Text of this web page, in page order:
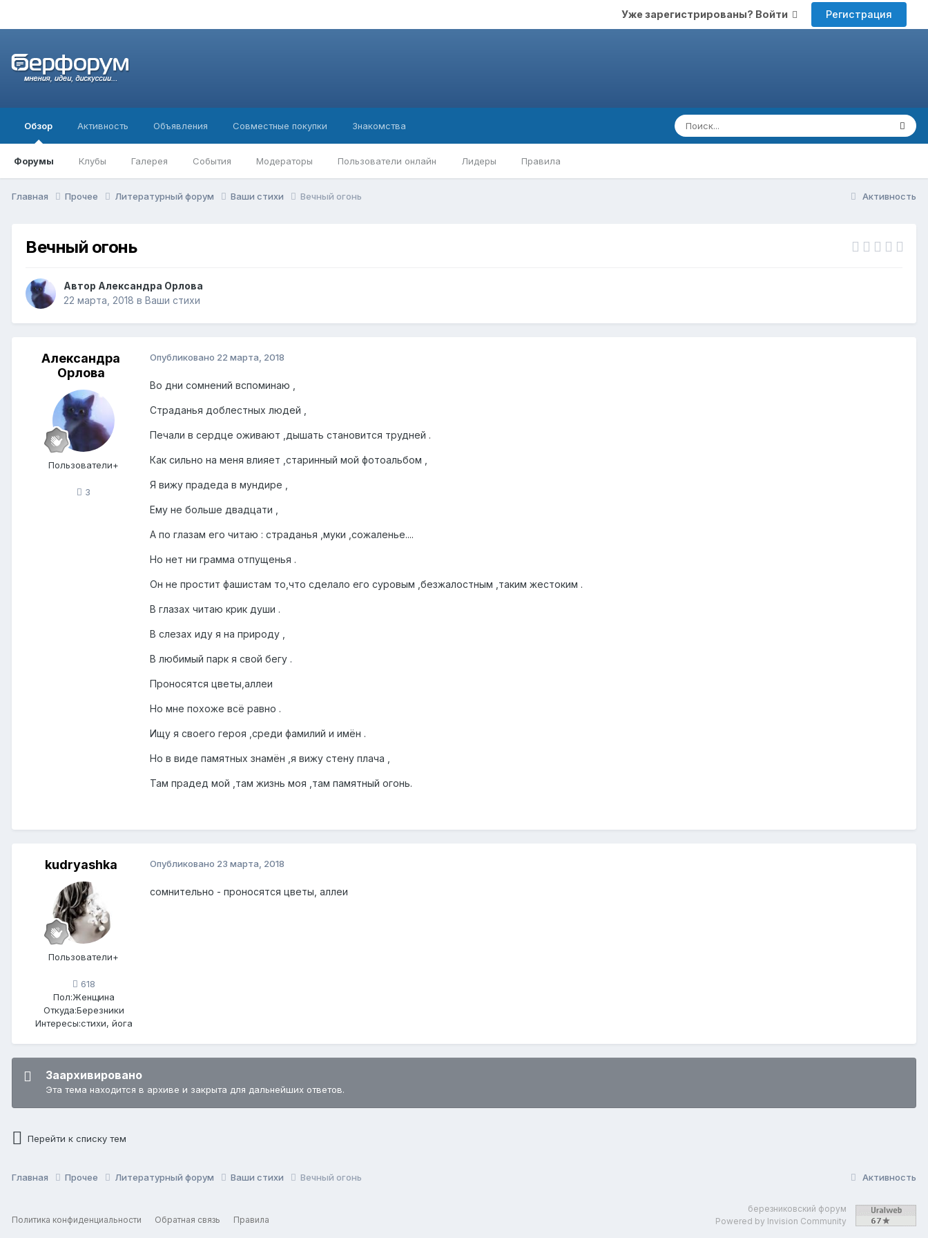
Уже зарегистрированы? Войти Регистрация
Обзор
Форумы Клубы Галерея События Модераторы Пользователи онлайн Лидеры Правила
Активность Объявления Совместные покупки Знакомства
Активность
Главная Прочее Литературный форум Ваши стихи Вечный огонь
Вечный огонь
Автор Александра Орлова
22 марта, 2018 в Ваши стихи
Александра
Орлова
Пользователи+
3
Опубликовано 22 марта, 2018
Во дни сомнений вспоминаю ,
Страданья доблестных людей ,
Печали в сердце оживают ,дышать становится трудней .
Как сильно на меня влияет ,старинный мой фотоальбом ,
Я вижу прадеда в мундире ,
Ему не больше двадцати ,
А по глазам его читаю : страданья ,муки ,сожаленье....
Но нет ни грамма отпущенья .
Он не простит фашистам то,что сделало его суровым ,безжалостным ,таким жестоким .
В глазах читаю крик души .
В слезах иду я на природу ,
В любимый парк я свой бегу .
Проносятся цветы,аллеи
Но мне похоже всё равно .
Ищу я своего героя ,среди фамилий и имён .
Но в виде памятных знамён ,я вижу стену плача ,
Там прадед мой ,там жизнь моя ,там памятный огонь.
kudryashka
Пользователи+
618
Пол:Женщина
Откуда:Березники
Интересы:стихи, йога
Опубликовано 23 марта, 2018
сомнительно - проносятся цветы, аллеи
Заархивировано
Эта тема находится в архиве и закрыта для дальнейших ответов.
Перейти к списку тем
Активность
Главная Прочее Литературный форум Ваши стихи Вечный огонь
Политика конфиденциальности Обратная связь Правила
березниковский форум
Powered by Invision Community